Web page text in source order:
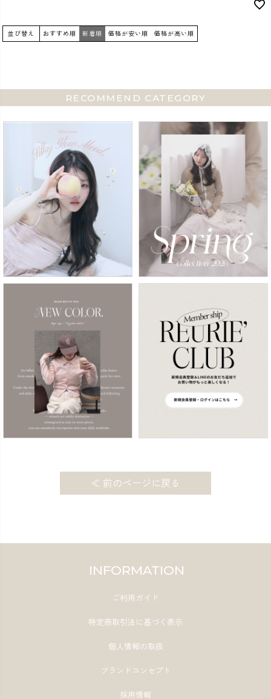
並び替え おすすめ順 新着順 価格が安い順 価格が高い順
RECOMMEND CATEGORY
≪ 前のページに戻る
INFORMATION
ご利用ガイド
特定商取引法に基づく表示
個人情報の取扱
ブランドコンセプト
採用情報